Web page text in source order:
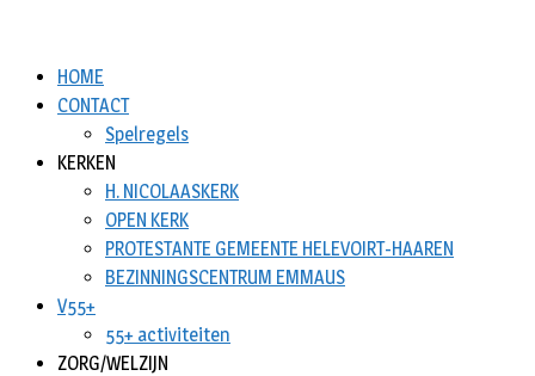
HOME
CONTACT
Spelregels
KERKEN
H. NICOLAASKERK
OPEN KERK
PROTESTANTE GEMEENTE HELEVOIRT-HAAREN
BEZINNINGSCENTRUM EMMAUS
V55+
55+ activiteiten
ZORG/WELZIJN